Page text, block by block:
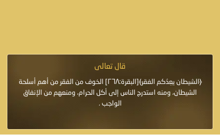
قال تعالى
﴿الشيطان يعِدُكم الفقر﴾[البقرة:٢٦٨] الخوف من الفقر من أهم أسلحة
الشيطان، ومنه استدرج الناس إلى أكل الحرام، ومنعهم من الإنفاق
الواجب .